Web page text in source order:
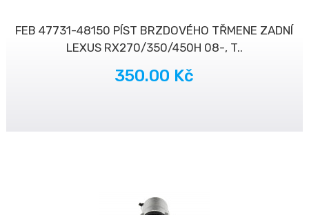
FEB 47731-48150 PÍST BRZDOVÉHO TŘMENE ZADNÍ
LEXUS RX270/350/450H 08-, T..
350.00 Kč